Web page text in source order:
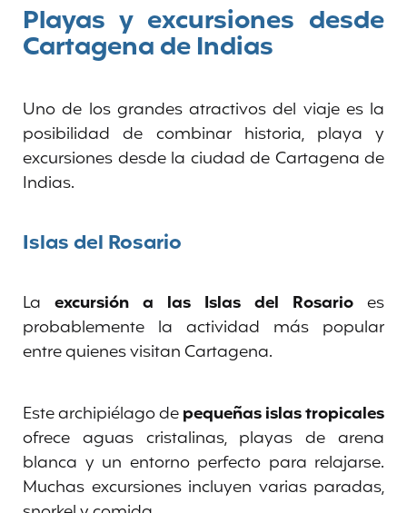
Playas y excursiones desde
Cartagena de Indias
Uno de los grandes atractivos del viaje es la
posibilidad de combinar historia, playa y
excursiones desde la ciudad de Cartagena de
Indias.
Islas del Rosario
La excursión a las Islas del Rosario es
probablemente la actividad más popular
entre quienes visitan Cartagena.
Este archipiélago depequeñas islas tropicales
ofrece aguas cristalinas, playas de arena
blanca y un entorno perfecto para relajarse.
Muchas excursiones incluyen varias paradas,